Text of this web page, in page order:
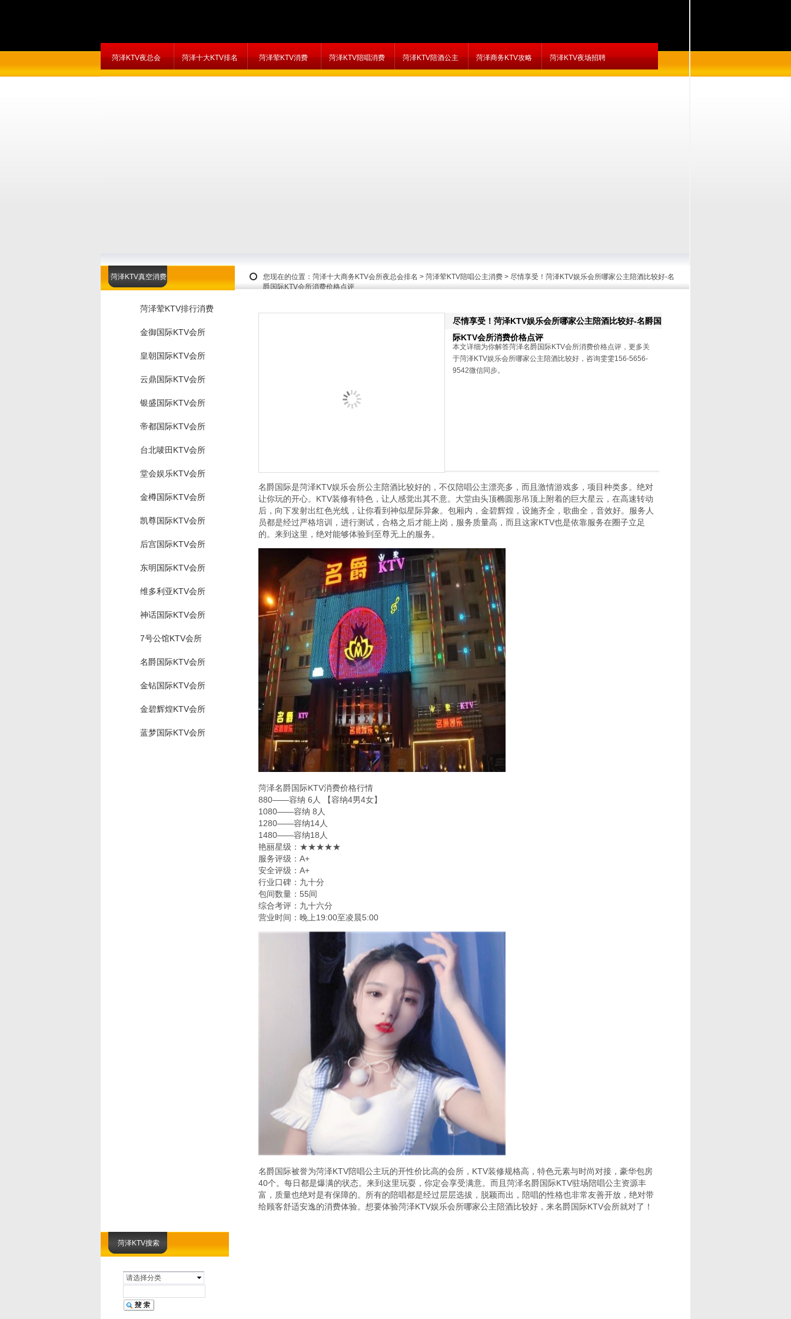
菏泽KTV夜总会 菏泽十大KTV排名 菏泽荤KTV消费 菏泽KTV陪唱消费 菏泽KTV陪酒公主 菏泽商务KTV攻略 菏泽KTV夜场招聘
菏泽KTV搜索
请选择分类
您现在的位置： 菏泽十大商务KTV会所夜总会排名 > 菏泽荤KTV陪唱公主消费 > 尽情享受！菏泽KTV娱乐会所哪家公主陪酒比较好-名
爵国际KTV会所消费价格点评
菏泽KTV真空消费
菏泽荤KTV排行消费
金御国际KTV会所
皇朝国际KTV会所
云鼎国际KTV会所
银盛国际KTV会所
帝都国际KTV会所
台北唛田KTV会所
堂会娱乐KTV会所
金樽国际KTV会所
凯尊国际KTV会所
后宫国际KTV会所
东明国际KTV会所
维多利亚KTV会所
神话国际KTV会所
7号公馆KTV会所
名爵国际KTV会所
金钻国际KTV会所
金碧辉煌KTV会所
蓝梦国际KTV会所
尽情享受！菏泽KTV娱乐会所哪家公主陪酒比较好-名爵国
际KTV会所消费价格点评
本文详细为你解答菏泽名爵国际KTV会所消费价格点评，更多关
于菏泽KTV娱乐会所哪家公主陪酒比较好，咨询雯雯156-5656-
9542微信同步。
名爵国际是菏泽KTV娱乐会所公主陪酒比较好的，不仅陪唱公主漂亮多，而且激情游戏多，项目种类多。绝对
让你玩的开心。KTV装修有特色，让人感觉出其不意。大堂由头顶椭圆形吊顶上附着的巨大星云，在高速转动
后，向下发射出红色光线，让你看到神似星际异象。包厢内，金碧辉煌，设施齐全，歌曲全，音效好。服务人
员都是经过严格培训，进行测试，合格之后才能上岗，服务质量高，而且这家KTV也是依靠服务在圈子立足
的。来到这里，绝对能够体验到至尊无上的服务。
菏泽名爵国际KTV消费价格行情
880——容纳 6人 【容纳4男4女】
1080——容纳 8人
1280——容纳14人
1480——容纳18人
艳丽星级：★★★★★
服务评级：A+
安全评级：A+
行业口碑：九十分
包间数量：55间
综合考评：九十六分
营业时间：晚上19:00至凌晨5:00
名爵国际被誉为菏泽KTV陪唱公主玩的开性价比高的会所，KTV装修规格高，特色元素与时尚对接，豪华包房
40个。每日都是爆满的状态。来到这里玩耍，你定会享受满意。而且菏泽名爵国际KTV驻场陪唱公主资源丰
富，质量也绝对是有保障的。所有的陪唱都是经过层层选拔，脱颖而出，陪唱的性格也非常友善开放，绝对带
给顾客舒适安逸的消费体验。想要体验菏泽KTV娱乐会所哪家公主陪酒比较好，来名爵国际KTV会所就对了！